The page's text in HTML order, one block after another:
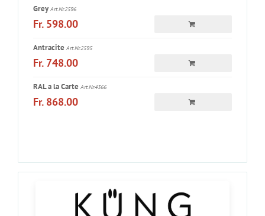
Grey Art.Nr.2596
Fr. 598.00
Antracite Art.Nr.2595
Fr. 748.00
RAL a la Carte Art.Nr.4366
Fr. 868.00